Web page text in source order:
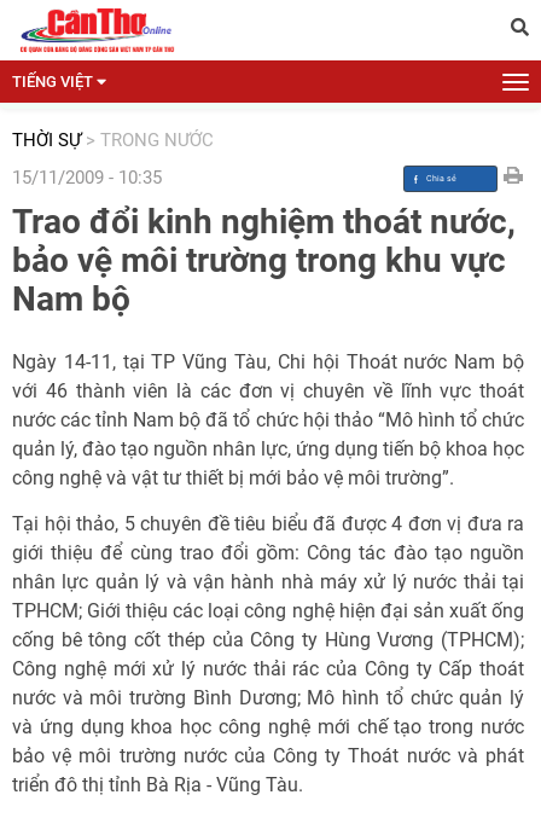
TIẾNG VIỆT
THỜI SỰ > TRONG NƯỚC
15/11/2009 - 10:35
Trao đổi kinh nghiệm thoát nước,
bảo vệ môi trường trong khu vực
Nam bộ
Ngày 14-11, tại TP Vũng Tàu, Chi hội Thoát nước Nam bộ
với 46 thành viên là các đơn vị chuyên về lĩnh vực thoát
nước các tỉnh Nam bộ đã tổ chức hội thảo “Mô hình tổ chức
quản lý, đào tạo nguồn nhân lực, ứng dụng tiến bộ khoa học
công nghệ và vật tư thiết bị mới bảo vệ môi trường”.
Tại hội thảo, 5 chuyên đề tiêu biểu đã được 4 đơn vị đưa ra
giới thiệu để cùng trao đổi gồm: Công tác đào tạo nguồn
nhân lực quản lý và vận hành nhà máy xử lý nước thải tại
TPHCM; Giới thiệu các loại công nghệ hiện đại sản xuất ống
cống bê tông cốt thép của Công ty Hùng Vương (TPHCM);
Công nghệ mới xử lý nước thải rác của Công ty Cấp thoát
nước và môi trường Bình Dương; Mô hình tổ chức quản lý
và ứng dụng khoa học công nghệ mới chế tạo trong nước
bảo vệ môi trường nước của Công ty Thoát nước và phát
triển đô thị tỉnh Bà Rịa - Vũng Tàu.